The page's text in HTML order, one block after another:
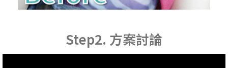
Step2. 方案討論